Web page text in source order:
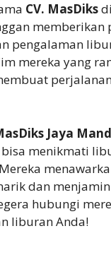
CV. MasDiks
memberikan
pengalaman
mereka yang
Jaya
bisa menikmati
dan
hubungi
liburan Anda!